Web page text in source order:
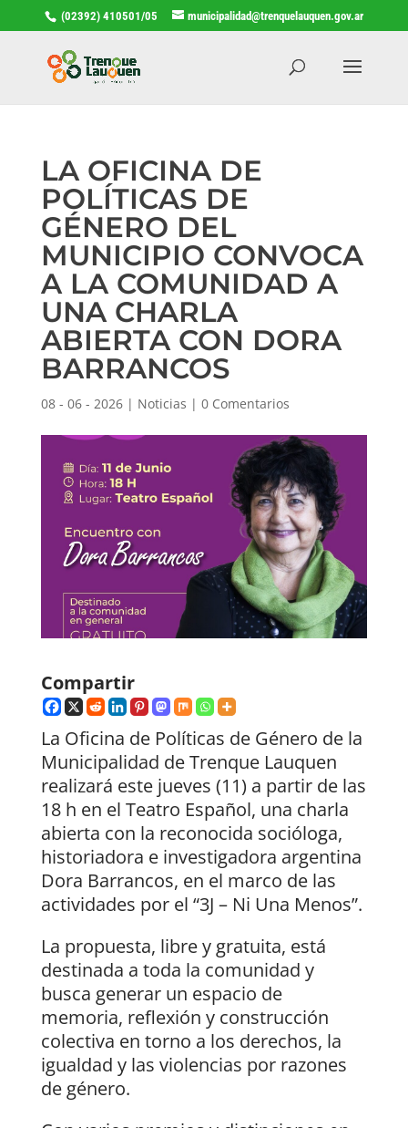
(02392) 410501/05 municipalidad@trenquelauquen.gov.ar
LA OFICINA DE
POLÍTICAS DE
GÉNERO DEL
MUNICIPIO CONVOCA
A LA COMUNIDAD A
UNA CHARLA
ABIERTA CON DORA
BARRANCOS
08 - 06 - 2026| Noticias | 0 Comentarios
Compartir
La Oficina de Políticas de Género de la
Municipalidad de Trenque Lauquen
realizará este jueves (11) a partir de las
18 h en el Teatro Español, una charla
abierta con la reconocida socióloga,
historiadora e investigadora argentina
Dora Barrancos, en el marco de las
actividades por el “3J – Ni Una Menos”.
La propuesta, libre y gratuita, está
destinada a toda la comunidad y
busca generar un espacio de
memoria, reflexión y construcción
colectiva en torno a los derechos, la
igualdad y las violencias por razones
de género.